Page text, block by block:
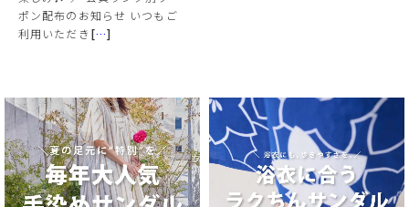
ポン配布のお知らせ いつもご
利用いただき […]